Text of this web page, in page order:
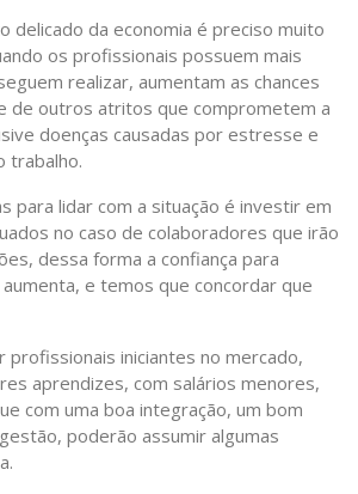
delicado da economia é preciso muito
os profissionais possuem mais
realizar, aumentam as chances
de outros atritos que comprometem a
doenças causadas por estresse e
trabalho.
para lidar com a situação é investir em
no caso de colaboradores que irão
dessa forma a confiança para
e temos que concordar que
profissionais iniciantes no mercado,
aprendizes, com salários menores,
com uma boa integração, um bom
poderão assumir algumas